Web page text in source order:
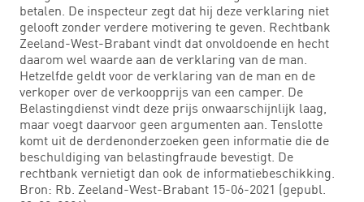
betalen. De inspecteur zegt dat hij deze verklaring niet
gelooft zonder verdere motivering te geven. Rechtbank
Zeeland-West-Brabant vindt dat onvoldoende en hecht
daarom wel waarde aan de verklaring van de man.
Hetzelfde geldt voor de verklaring van de man en de
verkoper over de verkoopprijs van een camper. De
Belastingdienst vindt deze prijs onwaarschijnlijk laag,
maar voegt daarvoor geen argumenten aan. Tenslotte
komt uit de derdenonderzoeken geen informatie die de
beschuldiging van belastingfraude bevestigt. De
rechtbank vernietigt dan ook de informatiebeschikking.
Bron: Rb. Zeeland-West-Brabant 15-06-2021 (gepubl.